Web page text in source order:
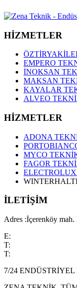
HİZMETLER
EMPERO
İNOKSAN
MAKSAN
KAYALAR
ALVEO
HİZMETLER
ADONA
MYCO
FAGOR
İLETİŞİM
Adres :İçerenköy
E:
T:
T:
7/24